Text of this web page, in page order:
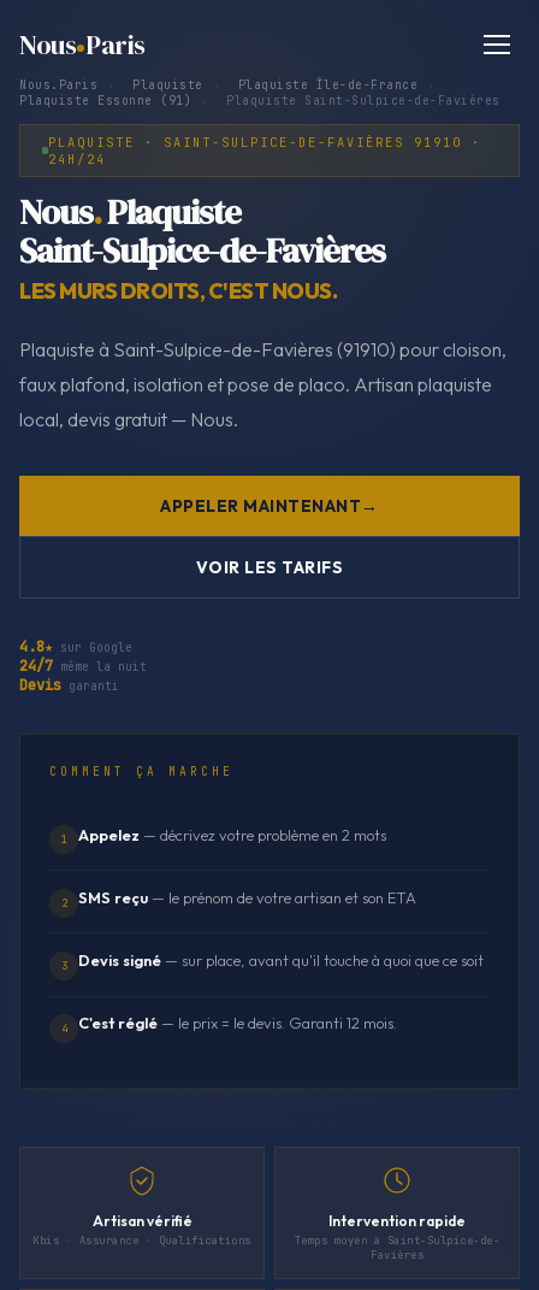
Nous Paris
Nous.Paris Plaquiste Plaquiste Île-de-France
Plaquiste Essonne (91)
Plaquiste Saint-Sulpice-de-Favières
PLAQUISTE · SAINT-SULPICE-DE-FAVIÈRES 91910 ·
24H/24
Nous.Plaquiste
Saint-Sulpice-de-Favières
LES MURS DROITS, C'EST NOUS.
Plaquiste à Saint-Sulpice-de-Favières (91910) pour cloison,
faux plafond, isolation et pose de placo. Artisan plaquiste
local, devis gratuit — Nous.
APPELER MAINTENANT
VOIR LES TARIFS
4.8★ sur Google
24/7 même la nuit
Devis garanti
COMMENT ÇA MARCHE
1 Appelez — décrivez votre problème en 2 mots
2 SMS reçu — le prénom de votre artisan et son ETA
3 Devis signé — sur place, avant qu'il touche à quoi que ce soit
4 C'est réglé — le prix = le devis. Garanti 12 mois.
Artisan vérifié
Kbis · Assurance · Qualifications
Intervention rapide
Temps moyen à Saint-Sulpice-de-
Favières